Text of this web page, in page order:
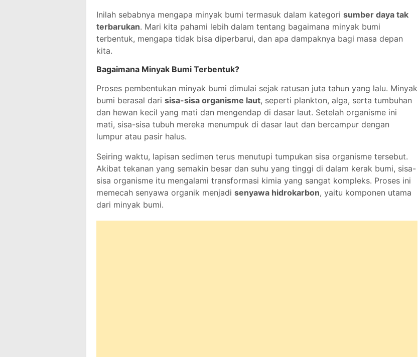
Inilah sebabnya mengapa minyak bumi termasuk dalam kategori sumber daya tak
terbarukan. Mari kita pahami lebih dalam tentang bagaimana minyak bumi
terbentuk, mengapa tidak bisa diperbarui, dan apa dampaknya bagi masa depan
kita.
Bagaimana Minyak Bumi Terbentuk?
Proses pembentukan minyak bumi dimulai sejak ratusan juta tahun yang lalu. Minyak
bumi berasal dari sisa-sisa organisme laut, seperti plankton, alga, serta tumbuhan
dan hewan kecil yang mati dan mengendap di dasar laut. Setelah organisme ini
mati, sisa-sisa tubuh mereka menumpuk di dasar laut dan bercampur dengan
lumpur atau pasir halus.
Seiring waktu, lapisan sedimen terus menutupi tumpukan sisa organisme tersebut.
Akibat tekanan yang semakin besar dan suhu yang tinggi di dalam kerak bumi, sisa-
sisa organisme itu mengalami transformasi kimia yang sangat kompleks. Proses ini
memecah senyawa organik menjadi senyawa hidrokarbon, yaitu komponen utama
dari minyak bumi.